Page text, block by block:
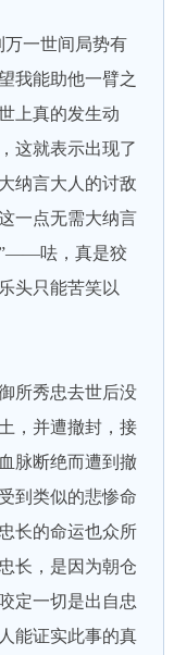
一世间局势有
我能助他一臂之
上真的发生动
这就表示出现了
纳言大人的讨敌
一点无需大纳言
”——呿，真是狡
头只能苦笑以
所秀忠去世后没
，并遭撤封，接
脉断绝而遭到撤
到类似的悲惨命
长的命运也众所
长，是因为朝仓
定一切是出自忠
能证实此事的真